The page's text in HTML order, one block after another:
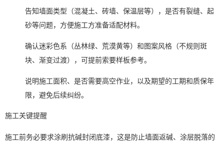
告知墙面类型（混凝土、砖墙、保温层等），是否有裂缝、起
砂等问题，方便施工方准备适配材料。
确认迷彩色系（丛林绿、荒漠黄等）和图案风格（不规则斑
块、渐变过渡），可提前索要样板参考。
说明施工面积、是否需要高空作业，以及期望的工期和质保年
限，避免后续纠纷。
施工关键提醒
施工前务必要求涂刷抗碱封闭底漆，这是防止墙面返碱、涂层脱落的